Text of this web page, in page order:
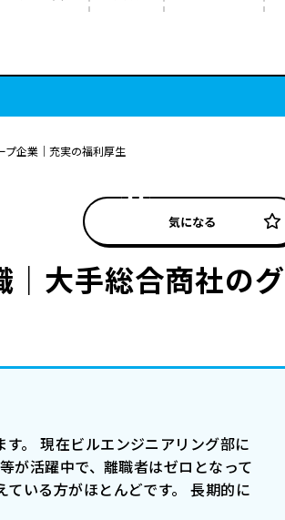
プ企業｜充実の福利厚生
気になる
｜大手総合商社のグ
。 現在ビルエンジニアリング部に
が活躍中で、離職者はゼロとなって
いる方がほとんどです。 長期的に